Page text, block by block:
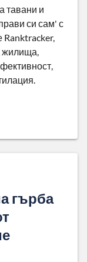
тавани и
си сам' с
Ranktracker,
жилища,
гърба